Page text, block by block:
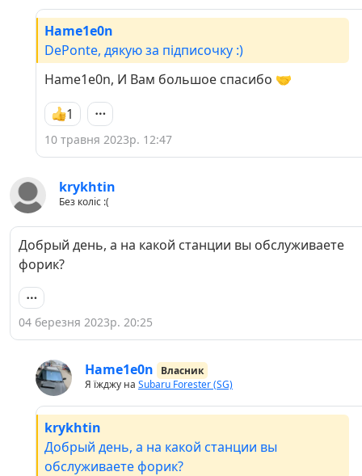
Hame1e0n
DePonte, дякую за підписочку :)
Hame1e0n, И Вам большое спасибо 🤝
1
10 травня 2023р. 12:47
krykhtin
Без коліс :(
Добрый день, а на какой станции вы обслуживаете
форик?
04 березня 2023р. 20:25
Hame1e0n
Власник
Я їжджу на Subaru Forester (SG)
krykhtin
Добрый день, а на какой станции вы
обслуживаете форик?